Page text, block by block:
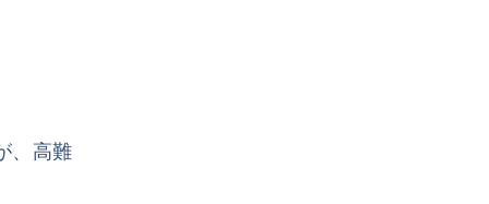
、高難